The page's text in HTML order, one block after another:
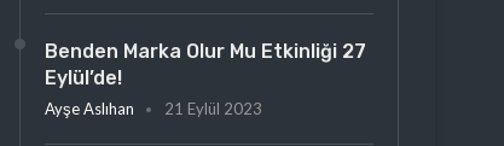
Benden Marka Olur Mu Etkinliği 27
Eylül’de!
Ayşe Aslıhan 21 Eylül 2023